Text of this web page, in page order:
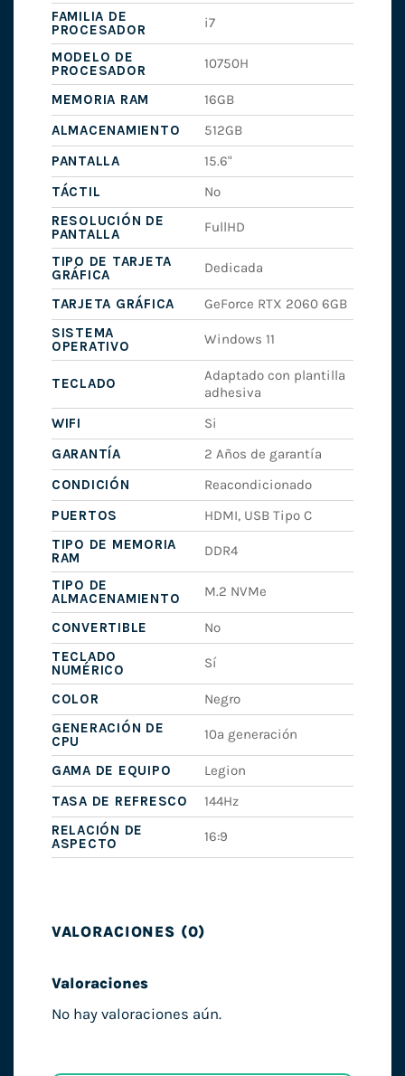
FAMILIA DE
PROCESADOR
i7
MODELO DE
PROCESADOR
10750H
MEMORIA RAM
16GB
ALMACENAMIENTO
512GB
PANTALLA
15.6"
TÁCTIL
No
RESOLUCIÓN DE
PANTALLA
FullHD
TIPO DE TARJETA
GRÁFICA
Dedicada
TARJETA GRÁFICA
GeForce RTX 2060 6GB
SISTEMA
OPERATIVO
Windows 11
TECLADO
Adaptado con plantilla
adhesiva
WIFI
Si
GARANTÍA
2 Años de garantía
CONDICIÓN
Reacondicionado
PUERTOS
HDMI, USB Tipo C
TIPO DE MEMORIA
RAM
DDR4
TIPO DE
ALMACENAMIENTO
M.2 NVMe
CONVERTIBLE
No
TECLADO
NUMÉRICO
Sí
COLOR
Negro
GENERACIÓN DE
CPU
10ª generación
GAMA DE EQUIPO
Legion
TASA DE REFRESCO
144Hz
RELACIÓN DE
ASPECTO
16:9
VALORACIONES (0)
Valoraciones
No hay valoraciones aún.